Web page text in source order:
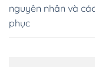
nguyên nhân và
phục